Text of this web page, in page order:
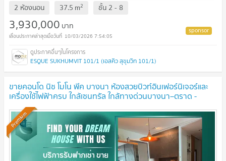
2 ห้องนอน 37.5 m2 ชั้น 2 - 8
3,930,000 บาท
10/03/2026 7:54:05
ESQUE SUKHUMVIT 101/1 (เอสคิว สุขุมวิท 101/1)
ขายคอนโด นิช โมโน พีค บางนา ห้องสวยบิวท์อินเฟอร์นิเจอร์และ
เครื่องใช้ไฟฟ้าครบ ใกล้เซนทรัล ใกล้ทางด่วนบางนา–ตราด -
SW003576
Premium